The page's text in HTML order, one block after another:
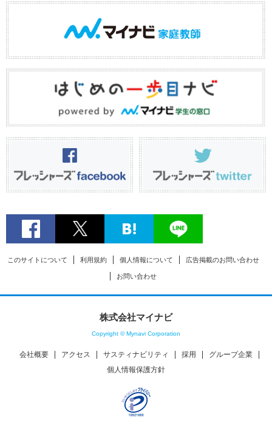
このサイトについて 利用規約 個人情報について 広告掲載のお問い合わせ
お問い合わせ
株式会社マイナビ
Copyright © Mynavi Corporation
会社概要 アクセス サスティナビリティ 採用
グループ企業
個人情報保護方針